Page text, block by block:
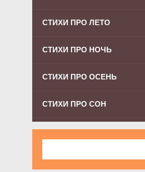
СТИХИ ПРО ЛЕТО
СТИХИ ПРО НОЧЬ
СТИХИ ПРО ОСЕНЬ
СТИХИ ПРО СОН